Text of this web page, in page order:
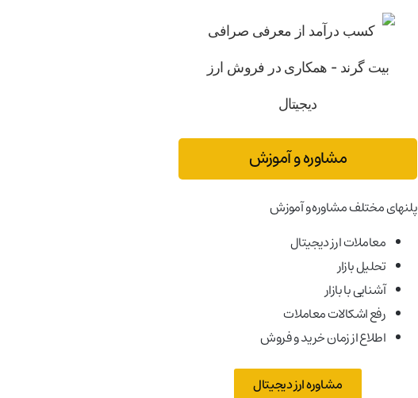
مشاوره و آموزش
پلنهای مختلف مشاوره و آموزش
معاملات ارز دیجیتال
تحلیل بازار
آشنایی با بازار
رفع اشکالات معاملات
اطلاع از زمان خرید و فروش
مشاوره ارز دیجیتال